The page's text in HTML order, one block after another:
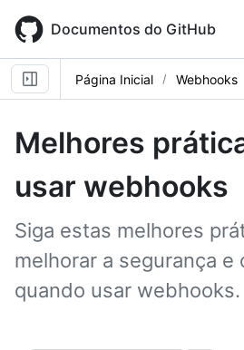
main
content
Documentos do GitHub
Página Inicial Webhooks
Melhores
usar webhooks
Siga estas melhores
melhorar a segurança e
quando usar webhooks.